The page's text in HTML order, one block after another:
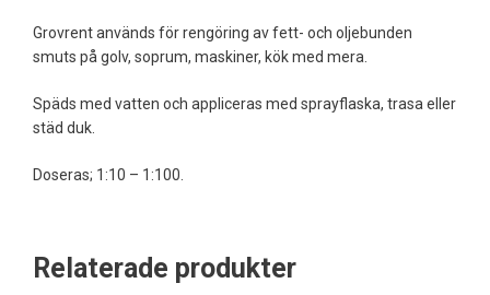
Grovrent används för rengöring av fett- och oljebunden
smuts på golv, soprum, maskiner, kök med mera.
Späds med vatten och appliceras med sprayflaska, trasa eller
städ duk.
Doseras; 1:10 – 1:100.
Relaterade produkter